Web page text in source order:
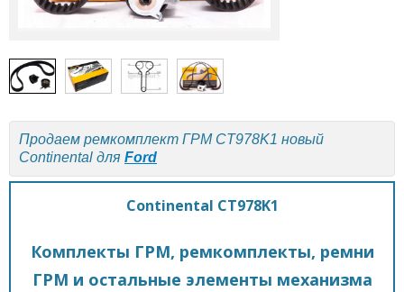
Продаем ремкомплект ГРМ CT978K1 новый
Continental для Ford
Continental CT978K1
Комплекты ГРМ, ремкомплекты, ремни
ГРМ и остальные элементы механизма